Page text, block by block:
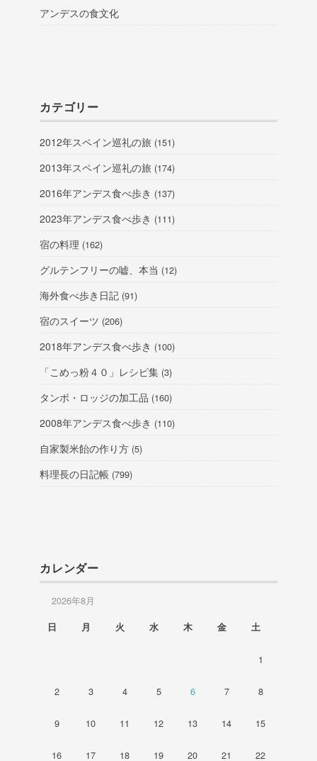
アンデスの食文化
カテゴリー
2012年スペイン巡礼の旅 (151)
2013年スペイン巡礼の旅 (174)
2016年アンデス食べ歩き (137)
2023年アンデス食べ歩き (111)
宿の料理 (162)
グルテンフリーの嘘、本当 (12)
海外食べ歩き日記 (91)
宿のスイーツ (206)
2018年アンデス食べ歩き (100)
「こめっ粉４０」レシピ集 (3)
タンボ・ロッジの加工品 (160)
2008年アンデス食べ歩き (110)
自家製米飴の作り方 (5)
料理長の日記帳 (799)
カレンダー
2026年8月
日 月 火 水 木 金 土
1
2 3 4 5 6 7 8
9 10 11 12 13 14 15
16 17 18 19 20 21 22